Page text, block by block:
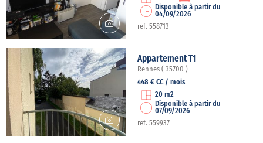
Disponible à partir du
04/09/2026
ref. 558713
Appartement T1
Rennes ( 35700 )
448 € CC / mois
20 m2
Disponible à partir du
07/09/2026
ref. 559937